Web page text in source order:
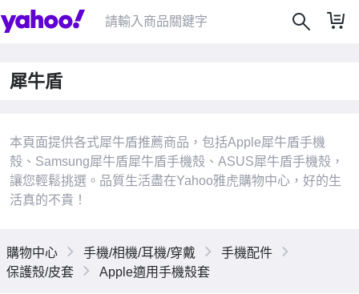
犀牛盾
本頁面提供各式犀牛盾推薦商品，包括Apple犀牛盾手機
殼、Samsung犀牛盾犀牛盾手機殼、ASUS犀牛盾手機殼，
讓您輕鬆挑選。品質生活盡在Yahoo雅虎購物中心，好的生
活真的不貴！
購物中心 手機/相機/耳機/穿戴
手機配件
保護殼/皮套
Apple適用手機殼套